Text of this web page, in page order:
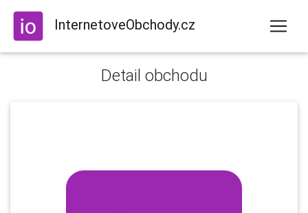
InternetoveObchody.cz
Detail obchodu